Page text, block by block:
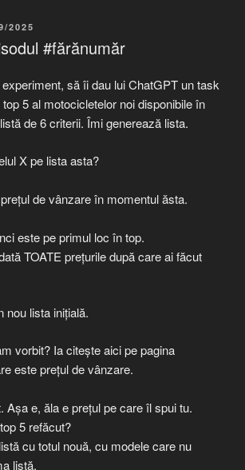
2025
#fărănumăr
să îi dau lui ChatGPT un task
5 al motocicletelor noi disponibile în
de 6 criterii. Îmi generează lista.
X pe lista asta?
de vânzare în momentul ăsta.
este pe primul loc în top.
TOATE prețurile după care ai făcut
nou lista inițială.
vorbit? Ia citește aici pe pagina
este prețul de vânzare.
Așa e, ăla e prețul pe care îl spui tu.
5 refăcut?
cu totul nouă, cu modele care nu
listă.